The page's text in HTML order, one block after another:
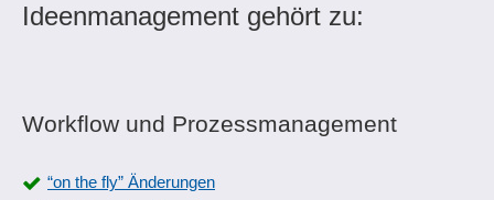
Ideenmanagement gehört zu:
Workflow und Prozessmanagement
“on the fly” Änderungen